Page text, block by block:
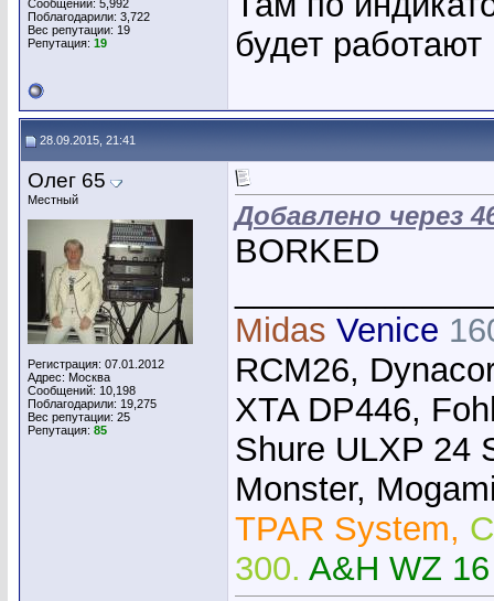
Сообщений: 5,992
Поблагодарили: 3,722
Вес репутации: 19
Репутация: 19
будет
28.09.2015, 21:41
Олег 65
Местный
Регистрация: 07.01.2012
Адрес: Москва
Сообщений: 10,198
Поблагодарили: 19,275
Вес репутации: 25
Репутация: 85
Добавлено через
BORKED
Midas Venice
RCM26,
XTA DP446,
Shure ULXP 24
Monster,
TPAR System,
300. A&H WZ